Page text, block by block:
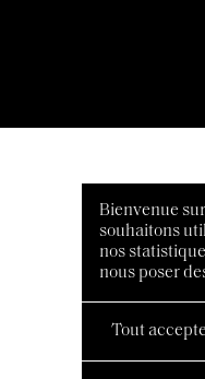
Bienvenue
souhaitons
nos
nous poser
Tout